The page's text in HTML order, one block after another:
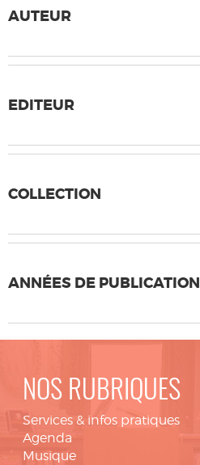
AUTEUR
EDITEUR
COLLECTION
ANNÉES DE PUBLICATION
NOS RUBRIQUES
Services & infos pratiques
Agenda
Musique